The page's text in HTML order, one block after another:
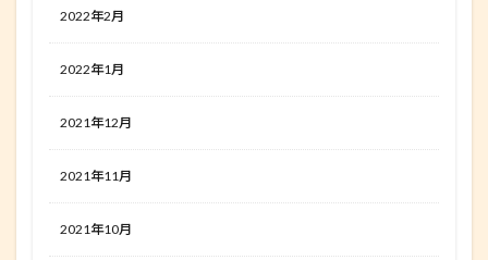
2022年2月
2022年1月
2021年12月
2021年11月
2021年10月